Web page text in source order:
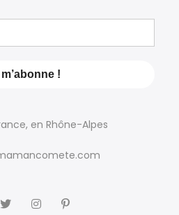
en Rhône-Alpes